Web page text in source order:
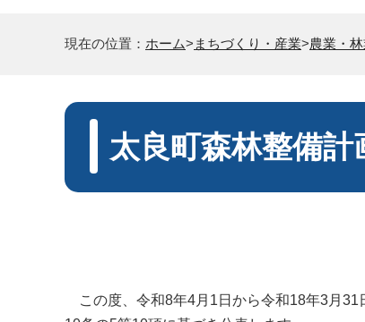
現在の位置： ホーム> まちづくり・産業>農業・
太良町森林整備計
この度、令和8年4月1日から令和18年3月31